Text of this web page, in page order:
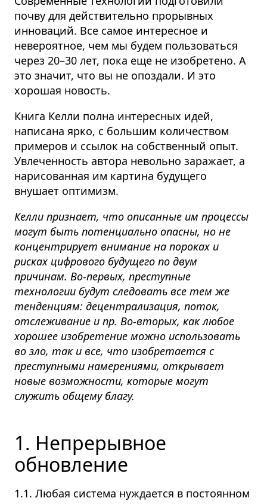
почву для действительно прорывных
инноваций. Все самое интересное и
невероятное, чем мы будем пользоваться
через 20–30 лет, пока еще не изобретено. А
это значит, что вы не опоздали. И это
хорошая новость.
Книга Келли полна интересных идей,
написана ярко, с большим количеством
примеров и ссылок на собственный опыт.
Увлеченность автора невольно заражает, а
нарисованная им картина будущего
внушает оптимизм.
Келли признает, что описанные им процессы
могут быть потенциально опасны, но не
концентрирует внимание на пороках и
рисках цифрового будущего по двум
причинам. Во-первых, преступные
технологии будут следовать все тем же
тенденциям: децентрализация, поток,
отслеживание и пр. Во-вторых, как любое
хорошее изобретение можно использовать
во зло, так и все, что изобретается с
преступными намерениями, открывает
новые возможности, которые могут
служить общему благу.
1. Непрерывное
обновление
1.1. Любая система нуждается в постоянном